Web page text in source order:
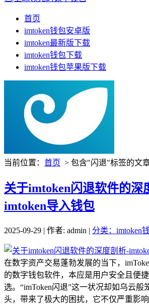
首页
imtoken钱包安卓版
imtoken最新版下载
imtoken钱包下载
imtoken钱包苹果版下载
当前位置： 首页 > 包含"闪退"标签的文
关于imtoken闪退软件的深
imtoken导入钱包
2025-09-29 | 作者: admin | 分类：imtoken
在数字资产交易蓬勃发展的当下，
的数字钱包软件，本应是用户安全且便
选。“imToken闪退”这一状况却如乌云般
头，带来了极大的困扰，它不仅严重影